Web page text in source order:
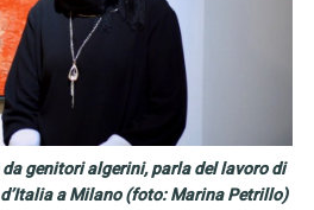
genitori algerini, parla del lavoro di
a Milano (foto: Marina Petrillo)